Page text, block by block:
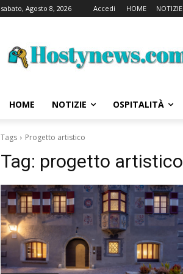
sabato, Agosto 8, 2026 Accedi HOME NOTIZIE
HOME NOTIZIE OSPITALITÀ
Tags Progetto artistico
Tag: progetto artistico